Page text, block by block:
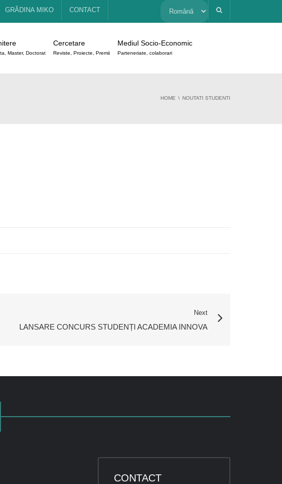
GRĂDINA MIKO CONTACT Alege
limbă
Master, Doctorat
Cercetare
Reviste, Proiecte, Premii
Mediul Socio-Economic
Parteneriate, colaborari
HOME NOUTATI STUDENTI
Next
LANSARE CONCURS STUDENȚI ACADEMIA INNOVA
CONTACT